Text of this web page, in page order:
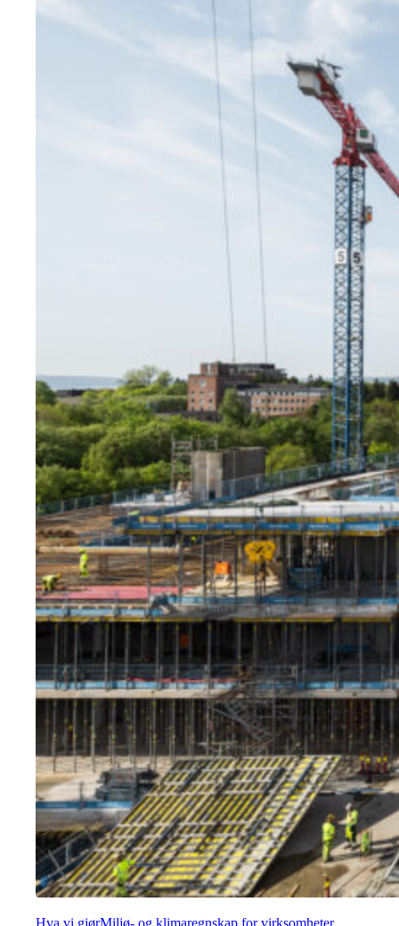
Hva vi gjørMiljø- og klimaregnskap for virksomheter